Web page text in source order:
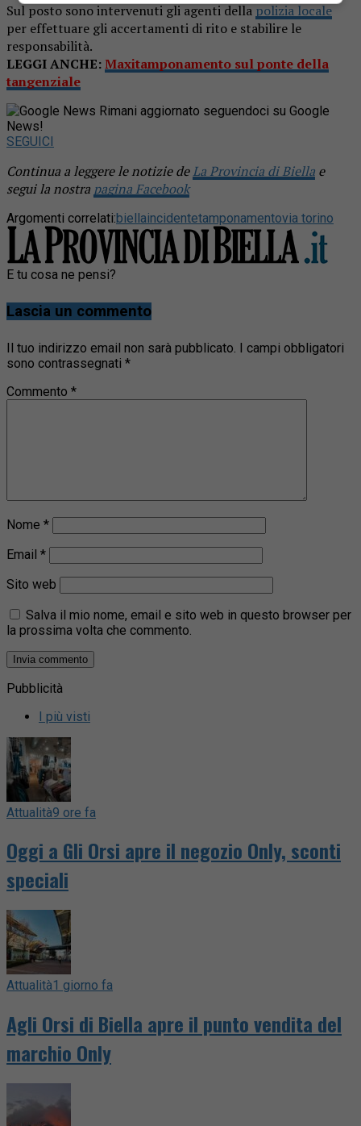
Sul posto sono intervenuti gli agenti della polizia locale
per effettuare gli accertamenti di rito e stabilire le
responsabilità.
LEGGI ANCHE:Maxitamponamento sul ponte della
tangenziale
Rimani aggiornato seguendoci su Google
News!
SEGUICI
Continua a leggere le notizie deLa Provincia di Biella e
segui la nostra pagina Facebook
Argomenti correlati:biellaincidentetamponamentovia torino
E tu cosa ne pensi?
Lascia un commento
Il tuo indirizzo email non sarà pubblicato. I campi obbligatori
sono contrassegnati *
Commento *
Nome *
Email *
Sito web
Salva il mio nome, email e sito web in questo browser per
la prossima volta che commento.
Pubblicità
I più visti
Attualità9 ore fa
Oggi a Gli Orsi apre il negozio Only, sconti
speciali
Attualità1 giorno fa
Agli Orsi di Biella apre il punto vendita del
marchio Only